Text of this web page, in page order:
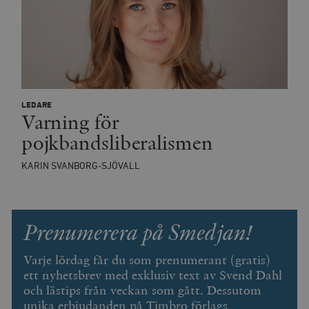
LEDARE
Varning för
pojkbandsliberalismen
KARIN SVANBORG-SJÖVALL
Prenumerera på Smedjan!
Varje lördag får du som prenumerant (gratis)
ett nyhetsbrev med exklusiv text av Svend Dahl
och lästips från veckan som gått. Dessutom
unika erbjudanden på Timbro förlags
_hjFirstSeen
woocommerce_items_in_cart
{32}
Inc.
.myfonts.net